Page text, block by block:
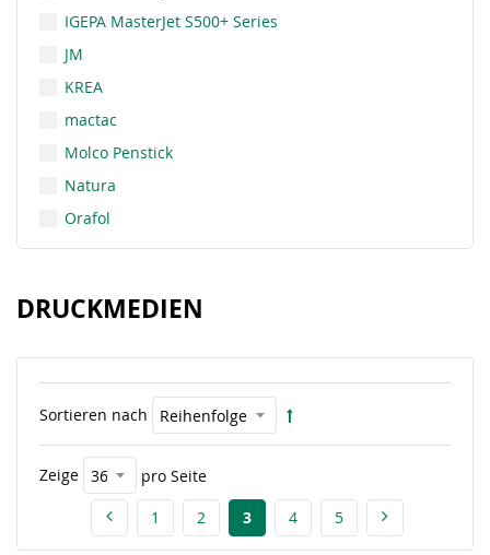
DRUCKMEDIEN
Sortieren nach
Zeige pro Seite
1 2 3 4 5
IGEPA MasterJet S500+ Series
JM
KREA
mactac
Molco Penstick
Natura
Orafol